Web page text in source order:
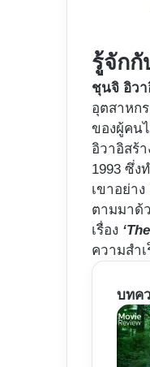
รู้จักกั
ชุนจิ อิวา
อุตสาหก
ของผู้คน
อิวาอิสร้
1993 ซึ่ง
เขาอย่าง
ตามมาด้
เรื่อง
ความสำ
บทค